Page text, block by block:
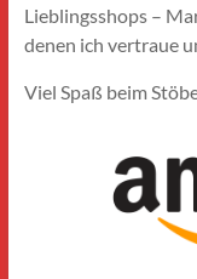
Lieblingsshops –
denen ich vertraue
Viel Spaß beim